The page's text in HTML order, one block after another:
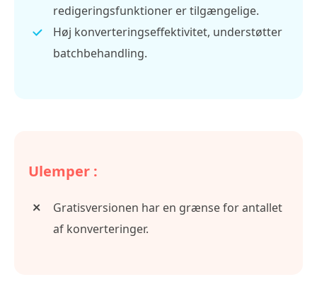
redigeringsfunktioner er tilgængelige.
Høj konverteringseffektivitet, understøtter
batchbehandling.
Ulemper :
Gratisversionen har en grænse for antallet
af konverteringer.